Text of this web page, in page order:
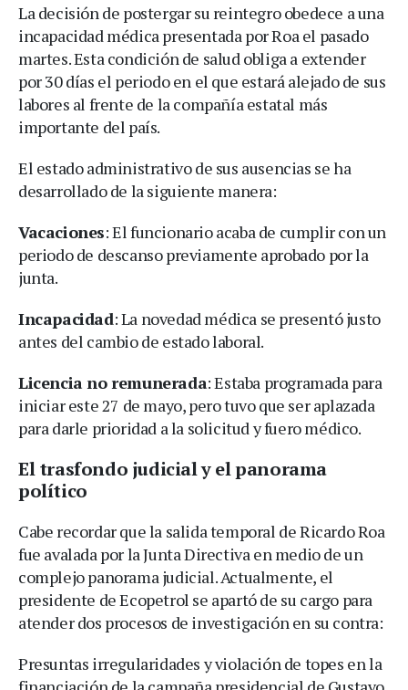
La decisión de postergar su reintegro obedece a una
incapacidad médica presentada por Roa el pasado
martes. Esta condición de salud obliga a extender
por 30 días el periodo en el que estará alejado de sus
labores al frente de la compañía estatal más
importante del país.
El estado administrativo de sus ausencias se ha
desarrollado de la siguiente manera:
Vacaciones: El funcionario acaba de cumplir con un
periodo de descanso previamente aprobado por la
junta.
Incapacidad: La novedad médica se presentó justo
antes del cambio de estado laboral.
Licencia no remunerada: Estaba programada para
iniciar este 27 de mayo, pero tuvo que ser aplazada
para darle prioridad a la solicitud y fuero médico.
El trasfondo judicial y el panorama
político
Cabe recordar que la salida temporal de Ricardo Roa
fue avalada por la Junta Directiva en medio de un
complejo panorama judicial. Actualmente, el
presidente de Ecopetrol se apartó de su cargo para
atender dos procesos de investigación en su contra:
Presuntas irregularidades y violación de topes en la